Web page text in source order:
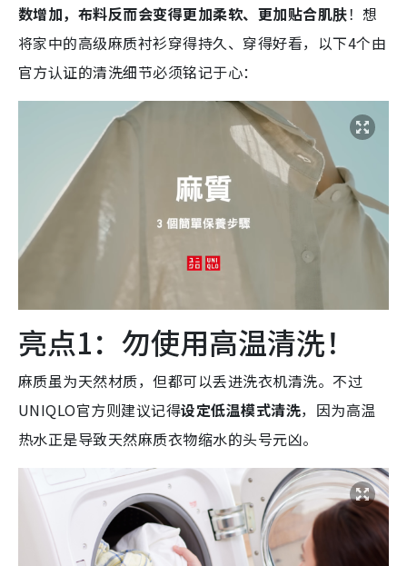
数增加，布料反而会变得更加柔软、更加贴合肌肤！想
将家中的高级麻质衬衫穿得持久、穿得好看，以下4个由
官方认证的清洗细节必须铭记于心：
亮点1：勿使用高温清洗！
麻质虽为天然材质，但都可以丢进洗衣机清洗。不过
UNIQLO官方则建议记得设定低温模式清洗，因为高温
热水正是导致天然麻质衣物缩水的头号元凶。